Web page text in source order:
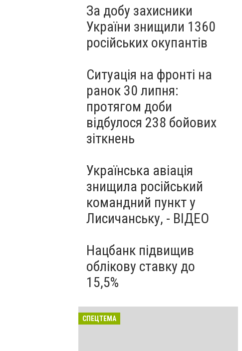
За добу захисники
України знищили 1360
російських окупантів
Ситуація на фронті на
ранок 30 липня:
протягом доби
відбулося 238 бойових
зіткнень
Українська авіація
знищила російський
командний пункт у
Лисичанську, - ВІДЕО
Нацбанк підвищив
облікову ставку до
15,5%
СПЕЦТЕМА